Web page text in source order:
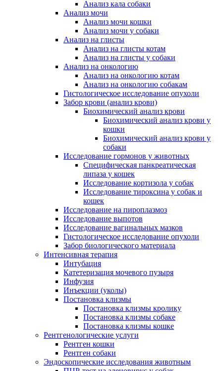
Анализ кала собаки
Анализ мочи
Анализ мочи кошки
Анализ мочи у собаки
Анализ на глисты
Анализ на глисты котам
Анализ на глисты у собаки
Анализ на онкологию
Анализ на онкологию котам
Анализ на онкологию собакам
Гистологическое исследование опухоли
Забор крови (анализ крови)
Биохимический анализ крови
Биохимический анализ крови у
кошки
Биохимический анализ крови у
собаки
Исследование гормонов у животных
Специфическая панкреатическая
липаза у кошек
Исследование кортизола у собак
Исследование тироксина у собак и
кошек
Исследование на пироплазмоз
Исследование выпотов
Исследование вагинальных мазков
Гистологическое исследование опухоли
Забор биологического материала
Интенсивная терапия
Интубация
Катетеризация мочевого пузыря
Инфузия
Инъекции (уколы)
Постановка клизмы
Постановка клизмы кролику
Постановка клизмы собаке
Постановка клизмы кошке
Рентгенологические услуги
Рентген кошки
Рентген собаки
Эндоскопические исследования животным